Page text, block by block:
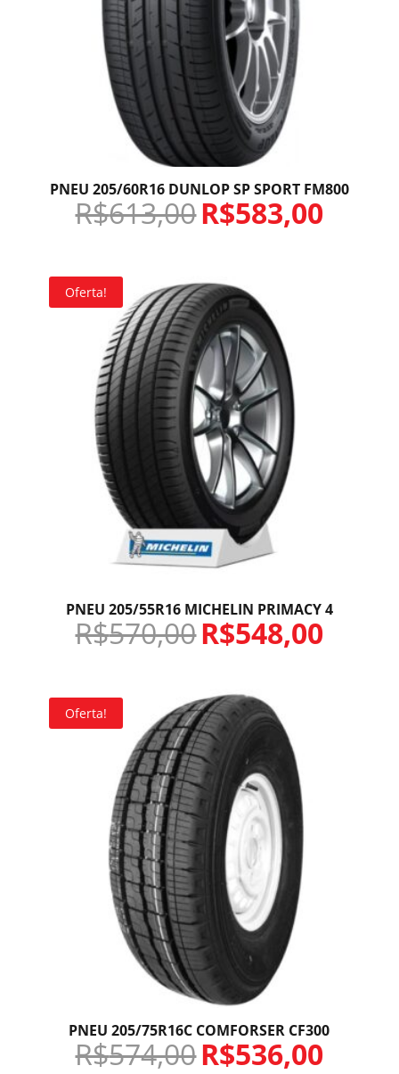
PNEU 205/60R16 DUNLOP SP SPORT FM800
R$613,00R$583,00
Oferta!
PNEU 205/55R16 MICHELIN PRIMACY 4
R$570,00R$548,00
Oferta!
PNEU 205/75R16C COMFORSER CF300
R$574,00R$536,00